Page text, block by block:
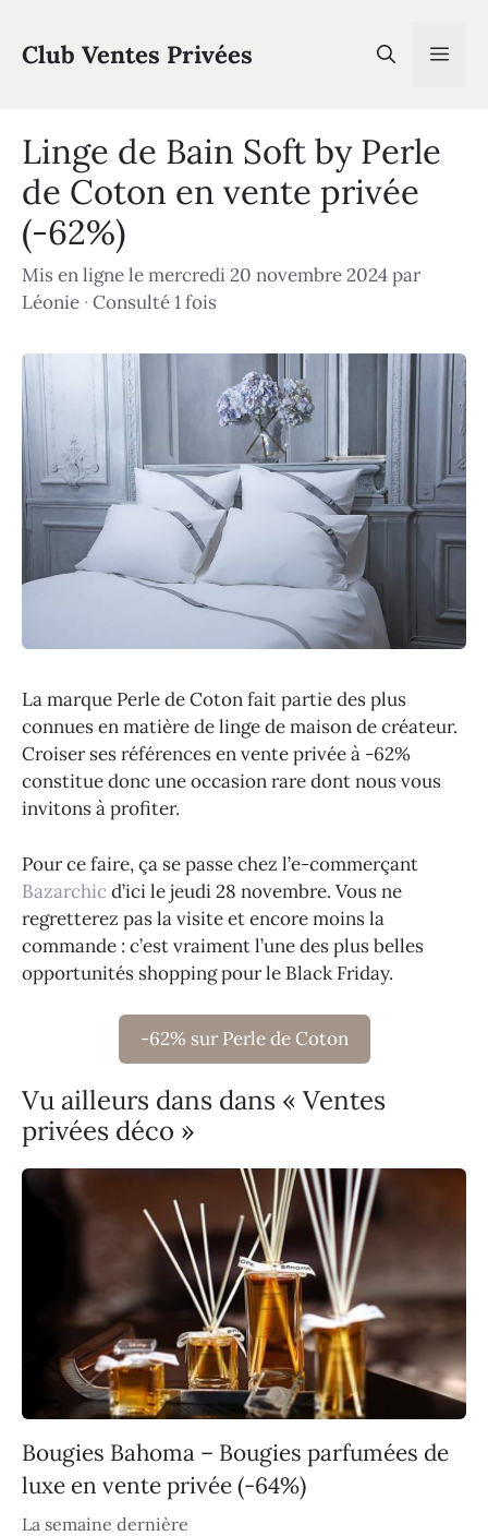
contenu
Club Ventes Privées
Linge de Bain Soft by Perle
de Coton en vente privée
(-62%)
Mis en ligne le mercredi 20 novembre 2024par
Léonie · Consulté 1 fois
La marque Perle de Coton fait partie des plus
connues en matière de linge de maison de créateur.
Croiser ses références en vente privée à -62%
constitue donc une occasion rare dont nous vous
invitons à profiter.
Pour ce faire, ça se passe chez l’e-commerçant
Bazarchicd’ici le jeudi 28 novembre. Vous ne
regretterez pas la visite et encore moins la
commande : c’est vraiment l’une des plus belles
opportunités shopping pour le Black Friday.
-62% sur Perle de Coton
Vu ailleurs dans dans « Ventes
privées déco »
Bougies Bahoma – Bougies parfumées de
luxe en vente privée (-64%)
La semaine dernière